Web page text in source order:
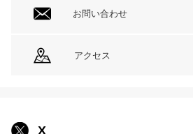
お問い合わせ
アクセス
X